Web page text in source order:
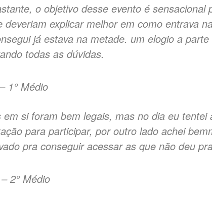
o objetivo desse evento é
deveriam explicar melhor em como entrava
já estava na metade. um elogio a
todas as dúvidas.
1° Médio
em si foram bem legais, mas no dia eu
para participar, por outro lado achei
pra conseguir acessar as que não deu
2° Médio